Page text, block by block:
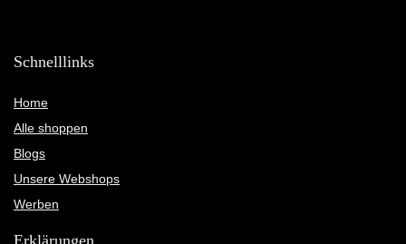
Schnelllinks
Home
Alle shoppen
Blogs
Unsere Webshops
Werben
Erklärungen